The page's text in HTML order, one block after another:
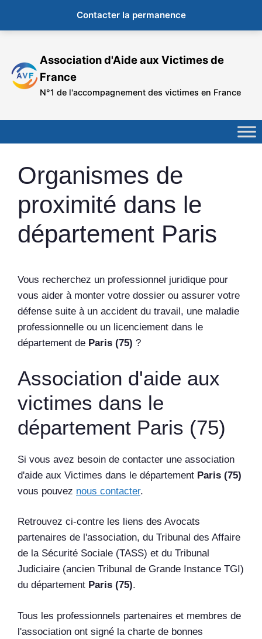
contenu
Contacter la permanence
Association d'Aide aux Victimes de
France
N°1 de l'accompagnement des victimes en France
Organismes de
proximité dans le
département Paris
Vous recherchez un professionnel juridique pour
vous aider à monter votre dossier ou assurer votre
défense suite à un accident du travail, une maladie
professionnelle ou un licenciement dans le
département de Paris (75) ?
Association d'aide aux
victimes dans le
département Paris (75)
Si vous avez besoin de contacter une association
d'aide aux Victimes dans le département Paris (75)
vous pouvez nous contacter.
Retrouvez ci-contre les liens des Avocats
partenaires de l'association, du Tribunal des Affaire
de la Sécurité Sociale (TASS) et du Tribunal
Judiciaire (ancien Tribunal de Grande Instance TGI)
du département Paris (75).
Tous les professionnels partenaires et membres de
l'association ont signé la charte de bonnes